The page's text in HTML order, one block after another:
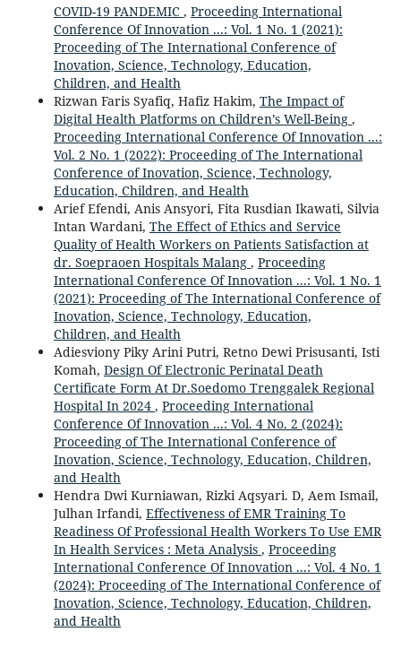
COVID-19 PANDEMIC , Proceeding International
Conference Of Innovation ...: Vol. 1 No. 1 (2021):
Proceeding of The International Conference of
Inovation, Science, Technology, Education,
Children, and Health
Rizwan Faris Syafiq, Hafiz Hakim, The Impact of
Digital Health Platforms on Children’s Well-Being ,
Proceeding International Conference Of Innovation ...:
Vol. 2 No. 1 (2022): Proceeding of The International
Conference of Inovation, Science, Technology,
Education, Children, and Health
Arief Efendi, Anis Ansyori, Fita Rusdian Ikawati, Silvia
Intan Wardani, The Effect of Ethics and Service
Quality of Health Workers on Patients Satisfaction at
dr. Soepraoen Hospitals Malang , Proceeding
International Conference Of Innovation ...: Vol. 1 No. 1
(2021): Proceeding of The International Conference of
Inovation, Science, Technology, Education,
Children, and Health
Adiesviony Piky Arini Putri, Retno Dewi Prisusanti, Isti
Komah, Design Of Electronic Perinatal Death
Certificate Form At Dr.Soedomo Trenggalek Regional
Hospital In 2024 , Proceeding International
Conference Of Innovation ...: Vol. 4 No. 2 (2024):
Proceeding of The International Conference of
Inovation, Science, Technology, Education, Children,
and Health
Hendra Dwi Kurniawan, Rizki Aqsyari. D, Aem Ismail,
Julhan Irfandi, Effectiveness of EMR Training To
Readiness Of Professional Health Workers To Use EMR
In Health Services : Meta Analysis , Proceeding
International Conference Of Innovation ...: Vol. 4 No. 1
(2024): Proceeding of The International Conference of
Inovation, Science, Technology, Education, Children,
and Health